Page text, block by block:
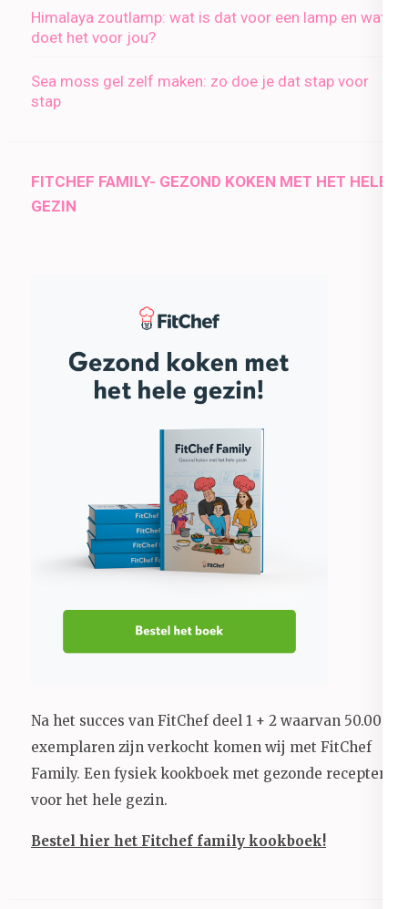
Himalaya zoutlamp: wat is dat voor een lamp en wat
doet het voor jou?
Sea moss gel zelf maken: zo doe je dat stap voor
stap
FITCHEF FAMILY- GEZOND KOKEN MET HET HELE
GEZIN
Na het succes van FitChef deel 1 + 2 waarvan 50.000+
exemplaren zijn verkocht komen wij met FitChef
Family. Een fysiek kookboek met gezonde recepten
voor het hele gezin.
Bestel hier het Fitchef family kookboek!